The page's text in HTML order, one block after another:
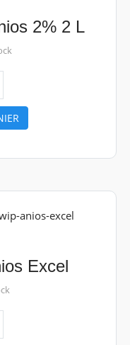
2% 2 L
Excel